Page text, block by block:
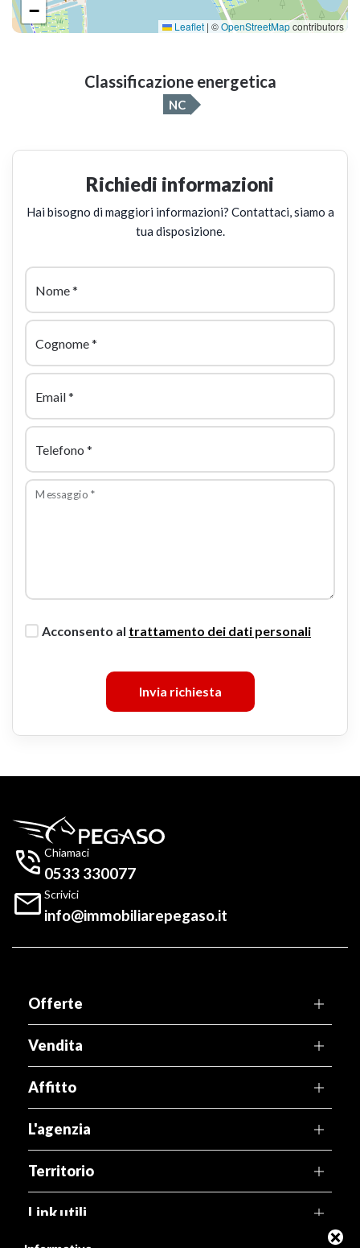
−
Leaflet | ©OpenStreetMapcontributors
Classificazione energetica
NC
Richiedi informazioni
Hai bisogno di maggiori informazioni? Contattaci, siamo a
tua disposizione.
Nome*
Cognome*
Email*
Telefono *
Messaggio *
Acconsento al trattamento dei dati personali
Invia richiesta
 Chiamaci
0533 330077
 Scrivici
info@immobiliarepegaso.it
Offerte
Vendita
Affitto
L'agenzia
Territorio
Link utili